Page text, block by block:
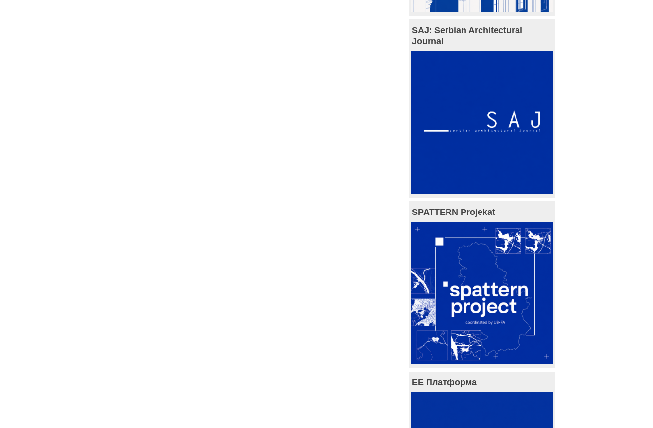
SAJ: Serbian Architectural
Journal
SPATTERN Projekat
ЕЕ Платформа